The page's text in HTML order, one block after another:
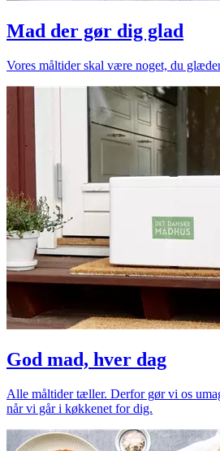
Mad der gør dig glad
Vores måltider skal være noget, du
God mad, hver dag
Alle måltider tæller. Derfor gør vi os
når vi går i køkkenet for dig.